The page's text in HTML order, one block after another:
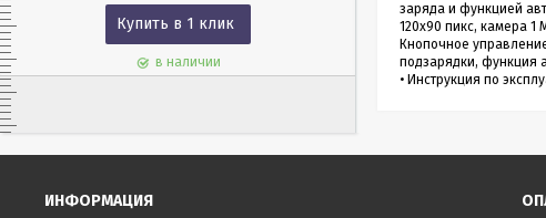
Купить в 1 клик
в наличии
Купить в
в
заряда и функцией
120x90 пикс, камера 1
Кнопочное
подзарядки, функция
• Инструкция по
ИНФОРМАЦИЯ